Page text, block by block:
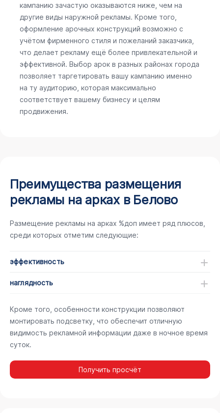
кампанию зачастую оказываются ниже, чем на
другие виды наружной рекламы. Кроме того,
оформление арочных конструкций возможно с
учётом фирменного стиля и пожеланий заказчика,
что делает рекламу ещё более привлекательной и
эффективной. Выбор арок в разных районах города
позволяет таргетировать вашу кампанию именно
на ту аудиторию, которая максимально
соответствует вашему бизнесу и целям
продвижения.
Преимущества размещения
рекламы на арках в Белово
Размещение рекламы на арках %доп имеет ряд плюсов,
среди которых отметим следующие:
эффективность
наглядность
Кроме того, особенности конструкции позволяют
монтировать подсветку, что обеспечит отличную
видимость рекламной информации даже в ночное время
суток.
Получить просчёт